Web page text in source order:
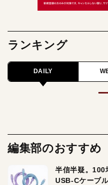
ランキング
DAILY
編集部のおすすめ
半信半疑。100
USB-Cケーブ